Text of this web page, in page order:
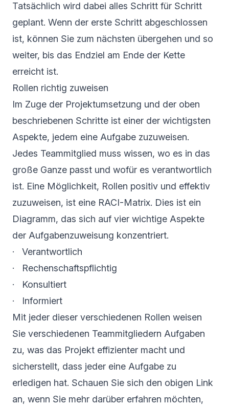
Tatsächlich wird dabei alles Schritt für Schritt
geplant. Wenn der erste Schritt abgeschlossen
ist, können Sie zum nächsten übergehen und so
weiter, bis das Endziel am Ende der Kette
erreicht ist.
Rollen richtig zuweisen
Im Zuge der Projektumsetzung und der oben
beschriebenen Schritte ist einer der wichtigsten
Aspekte, jedem eine Aufgabe zuzuweisen.
Jedes Teammitglied muss wissen, wo es in das
große Ganze passt und wofür es verantwortlich
ist. Eine Möglichkeit, Rollen positiv und effektiv
zuzuweisen, ist eine RACI-Matrix. Dies ist ein
Diagramm, das sich auf vier wichtige Aspekte
der Aufgabenzuweisung konzentriert.
· Verantwortlich
· Rechenschaftspflichtig
· Konsultiert
· Informiert
Mit jeder dieser verschiedenen Rollen weisen
Sie verschiedenen Teammitgliedern Aufgaben
zu, was das Projekt effizienter macht und
sicherstellt, dass jeder eine Aufgabe zu
erledigen hat. Schauen Sie sich den obigen Link
an, wenn Sie mehr darüber erfahren möchten,